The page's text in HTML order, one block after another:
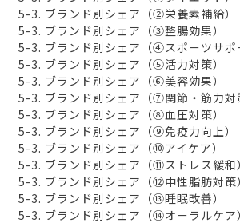
5-3. ブランド別シェア（②栄養素補給）
5-3. ブランド別シェア（③整腸効果）
5-3. ブランド別シェア（④スポーツサポ
5-3. ブランド別シェア（⑤活力対策）
5-3. ブランド別シェア（⑥美容効果）
5-3. ブランド別シェア（⑦関節・筋力対
5-3. ブランド別シェア（⑧血圧対策）
5-3. ブランド別シェア（⑨免疫力向上）
5-3. ブランド別シェア（⑩アイケア）
5-3. ブランド別シェア（⑪ストレス緩和）
5-3. ブランド別シェア（⑫中性脂肪対策）
5-3. ブランド別シェア（⑬睡眠改善）
5-3. ブランド別シェア（⑭オーラルケア）